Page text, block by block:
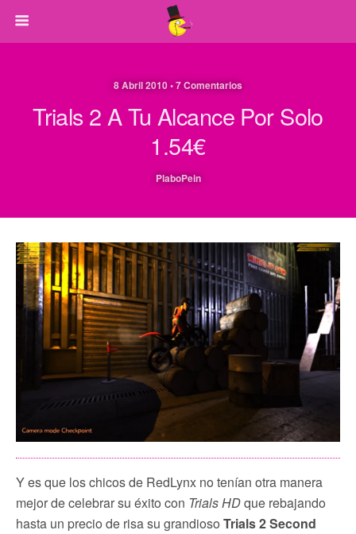
8 Abril 2010 • 7 Comentarios
Trials 2 A Tu Alcance Por Solo
1.54€
PlaboPein
Y es que los chicos de RedLynx no tenían otra manera
mejor de celebrar su éxito con Trials HDque rebajando
hasta un precio de risa su grandioso Trials 2 Second